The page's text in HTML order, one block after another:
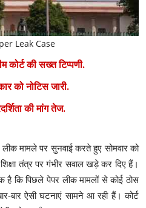
Leak Case
कोर्ट की सख्त टिप्पणी.
को नोटिस जारी.
की मांग तेज.
मामले पर सुनवाई करते हुए सोमवार को
तंत्र पर गंभीर सवाल खड़े कर दिए हैं।
कि पिछले पेपर लीक मामलों से कोई ठोस
बार ऐसी घटनाएं सामने आ रही हैं। कोर्ट